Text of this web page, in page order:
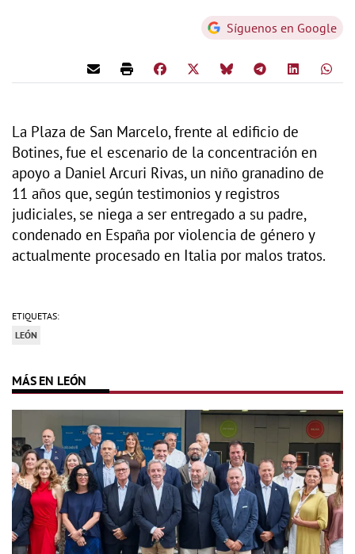
Síguenos en Google
La Plaza de San Marcelo, frente al edificio de
Botines, fue el escenario de la concentración en
apoyo a Daniel Arcuri Rivas, un niño granadino de
11 años que, según testimonios y registros
judiciales, se niega a ser entregado a su padre,
condenado en España por violencia de género y
actualmente procesado en Italia por malos tratos.
ETIQUETAS:
LEÓN
MÁS EN LEÓN